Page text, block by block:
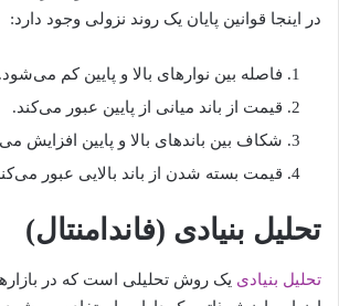
در اینجا قوانین پایان یک روند نزولی وجود دارد:
فاصله بین نوارهای بالا و پایین کم می‌شود.
قیمت از باند میانی از پایین عبور می‌کند.
شکاف بین باندهای بالا و پایین افزایش
قیمت بسته شدن از باند بالایی عبور
تحلیل بنیادی (فاندامنتال)
تحلیل بنیادی یک روش تحلیلی است که در